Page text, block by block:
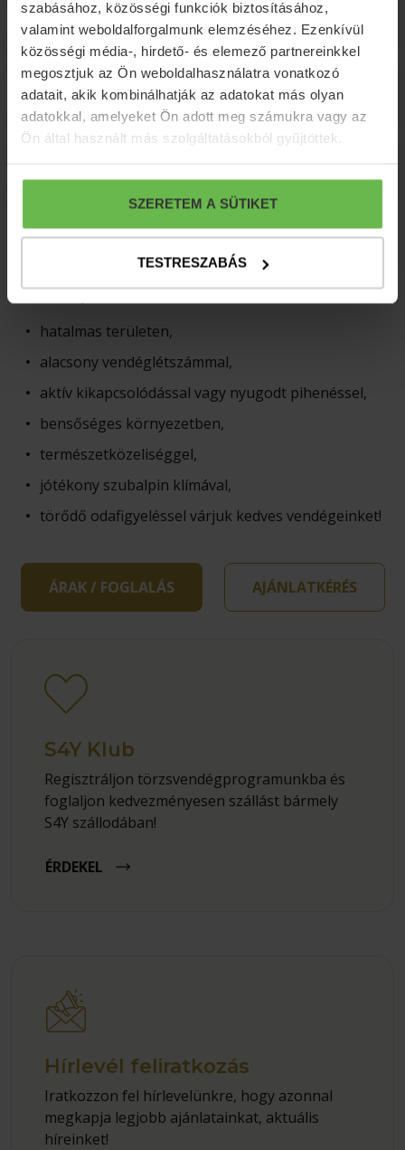
szabásához, közösségi funkciók biztosításához,
valamint weboldalforgalmunk elemzéséhez. Ezenkívül
közösségi média-, hirdető- és elemező partnereinkkel
megosztjuk az Ön weboldalhasználatra vonatkozó
adatait, akik kombinálhatják az adatokat más olyan
adatokkal, amelyeket Ön adott meg számukra vagy az
Ön által használt más szolgáltatásokból gyűjtöttek.
SZERETEM A SÜTIKET
TESTRESZABÁS
További információk
Lemondási feltételek
A Főnix Resort biztonságos kimozdulást jelent a
hétköznapokból:
hatalmas területen,
alacsony vendéglétszámmal,
aktív kikapcsolódással vagy nyugodt pihenéssel,
bensőséges környezetben,
természetközeliséggel,
jótékony szubalpin klímával,
törődő odafigyeléssel várjuk kedves vendégeinket!
ÁRAK / FOGLALÁS AJÁNLATKÉRÉS
S4Y Klub
Regisztráljon törzsvendégprogramunkba és
foglaljon kedvezményesen szállást bármely
S4Y szállodában!
ÉRDEKEL
Hírlevél feliratkozás
Iratkozzon fel hírlevelünkre, hogy azonnal
megkapja legjobb ajánlatainkat, aktuális
híreinket!